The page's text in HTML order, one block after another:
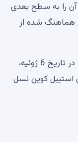
با تسلط Teragone بر گردش کار، Mithril آن را به سطح بعدی
هماهنگ شده از
انتظار می‌رود شبکه آزمایشی فاز 1 RealFi در تاریخ 6 ژوئیه،
کوین نسل